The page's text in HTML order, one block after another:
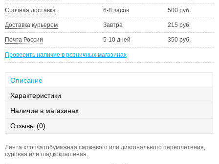
Срочная доставка 6-8 часов 500 руб.
Доставка курьером Завтра 215 руб.
Почта России 5-10 дней 350 руб.
Проверить наличие в розничных магазинах
Описание
Характеристики
Наличие в магазинах
Отзывы (0)
Лента хлопчатобумажная саржевого или диагонального переплетения,
суровая или гладкокрашеная.